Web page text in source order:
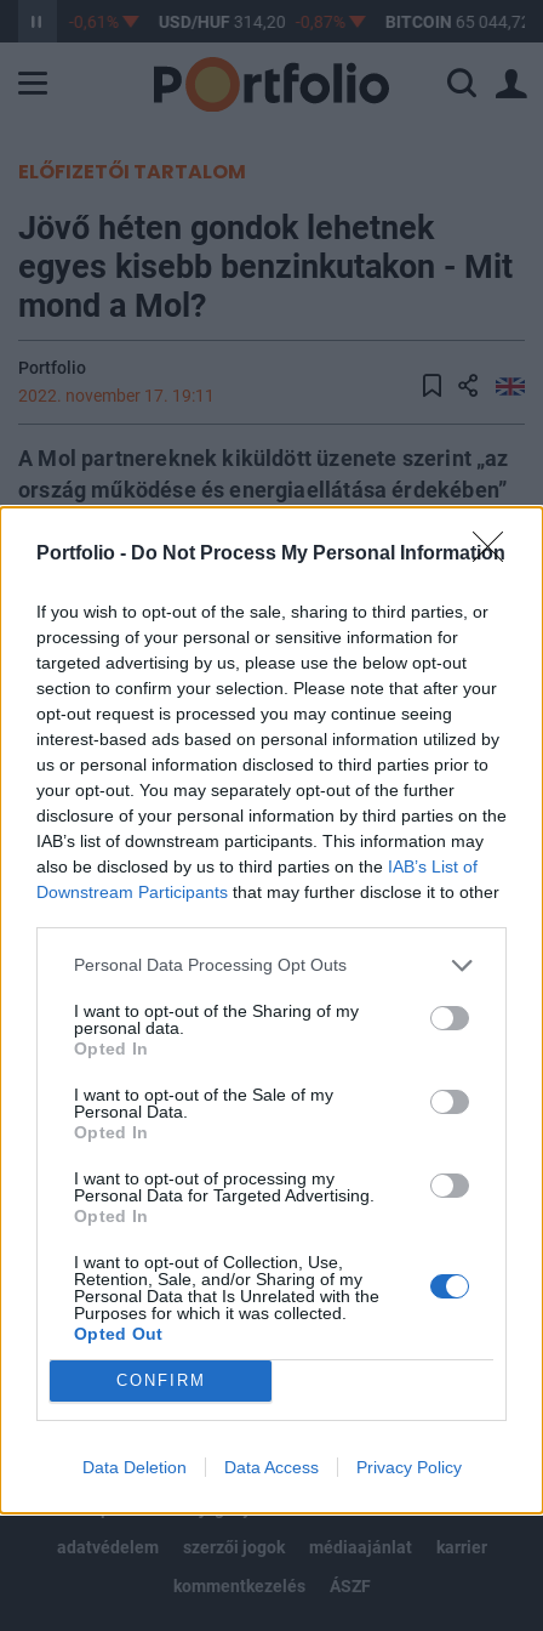
Portfolio - Do Not Process My Personal Information
If you wish to opt-out of the sale, sharing to third parties, or
processing of your personal or sensitive information for
targeted advertising by us, please use the below opt-out
section to confirm your selection. Please note that after your
opt-out request is processed you may continue seeing
interest-based ads based on personal information utilized by
us or personal information disclosed to third parties prior to
your opt-out. You may separately opt-out of the further
disclosure of your personal information by third parties on the
IAB’s list of downstream participants. This information may
also be disclosed by us to third parties on the IAB’s List of
Downstream Participants that may further disclose it to other
Personal Data Processing Opt Outs
I want to opt-out of the Sharing of my
personal data.
Opted In
I want to opt-out of the Sale of my
Personal Data.
Opted In
I want to opt-out of processing my
Personal Data for Targeted Advertising.
Opted In
I want to opt-out of Collection, Use,
Retention, Sale, and/or Sharing of my
Personal Data that Is Unrelated with the
Purposes for which it was collected.
Opted Out
CONFIRM
Data Deletion Data Access Privacy Policy
363,17 -0,61% USD/HUF 314,20 -0,87% BITCOIN 65 044,72
ELŐFIZETŐI TARTALOM
Jövő héten gondok lehetnek
egyes kisebb benzinkutakon - Mit
mond a Mol?
Portfolio
2022. november 17. 19:11
A Mol partnereknek kiküldött üzenete szerint „az
ország működése és energiaellátása érdekében”
november 21-ével kezdődő héten – derül ki a
A Mol megerősítette a hírt és a Portfolio-nak nyilatkozva
elmondta, hogy Azoknak az új viszonteladó ügyfeleknek
szól a tájékoztató, akik felé kiszolgálási kötelezettségünk
nincs, de a hatósági ár életbe lépését és az importkiesést
követően szerződést kötöttünk velük. Az átmeneti
korlátozások határozatlan időre szólnak, de hetente
felülvizsgáljuk az ellátási...
KEDVES OLVASÓNK!
A keresett cikk a portfolio.hu hírarchívumához
tartozik, melynek olvasása előfizetéses
Az előfizetés a következőket tartalmazza:
Kötéslisták: BÉT elmúlt 2 év napon belüli
kötéslistái
Előfizetés
MÁR ELŐFIZETŐNK VAGY?BEJELENTKEZÉS
© 2026 Portfolio
impresszum
jogi nyilatkozat
süti beállítások
adatvédelem
szerzői jogok médiaajánlat
karrier
kommentkezelés
ÁSZF